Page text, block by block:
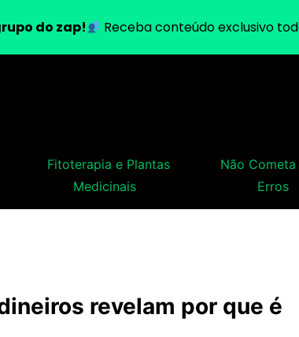
Fitoterapia e Plantas
Medicinais
Não Cometa
Erros
revelam por que é
do zap! Receba conteúdo exclusivo